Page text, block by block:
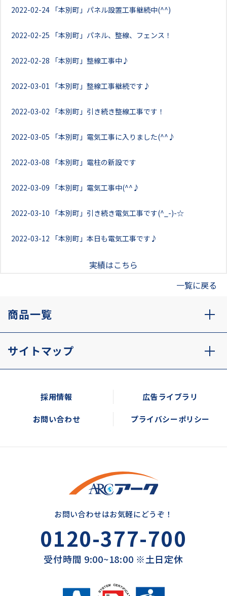
2022-02-24 「本別町」パネル設置工事継続中(^^)
2022-02-25 「本別町」パネル、整線、フェンス！
2022-02-28 「本別町」整線工事中♪
2022-03-01 「本別町」整線工事継続です♪
2022-03-02 「本別町」引き続き整線工事です！
2022-03-05 「本別町」電気工事に入りました(^^♪
2022-03-08 「本別町」電柱の新設です
2022-03-09 「本別町」電気工事中(^^♪
2022-03-10 「本別町」引き続き電気工事です(^_-)-☆
2022-03-12 「本別町」本日も電気工事です♪
実績はこちら
一覧に戻る
商品一覧
サイトマップ
採用情報 広告ライブラリ
お問い合わせ プライバシーポリシー
お問い合わせはお気軽にどうぞ！
0120-377-700
受付時間 9:00~18:00 ※土日定休